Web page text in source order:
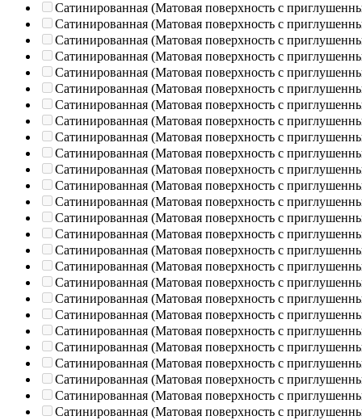
Сатинированная (Матовая поверхность с
Сатинированная (Матовая поверхность с
Сатинированная (Матовая поверхность с
Сатинированная (Матовая поверхность с
Сатинированная (Матовая поверхность с
Сатинированная (Матовая поверхность с
Сатинированная (Матовая поверхность с
Сатинированная (Матовая поверхность с
Сатинированная (Матовая поверхность с
Сатинированная (Матовая поверхность с
Сатинированная (Матовая поверхность с
Сатинированная (Матовая поверхность с
Сатинированная (Матовая поверхность с
Сатинированная (Матовая поверхность с
Сатинированная (Матовая поверхность с
Сатинированная (Матовая поверхность с
Сатинированная (Матовая поверхность с
Сатинированная (Матовая поверхность с
Сатинированная (Матовая поверхность с
Сатинированная (Матовая поверхность с
Сатинированная (Матовая поверхность с
Сатинированная (Матовая поверхность с
Сатинированная (Матовая поверхность с
Сатинированная (Матовая поверхность с
Сатинированная (Матовая поверхность с
Сатинированная (Матовая поверхность с